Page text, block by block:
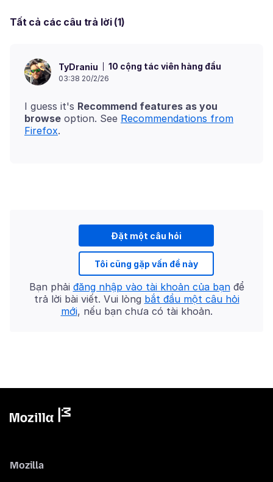
Tất cả các câu trả lời (1)
TyDraniu 10 cộng tác viên hàng đầu
03:38 20/2/26
I guess it's Recommend features as you
browse option. See Recommendations from
Firefox
Đặt một câu hỏi
Tôi cũng gặp vấn đề này
Bạn phải đăng nhập vào tài khoản của bạnđể
trả lời bài viết. Vui lòng bắt đầu một câu hỏi
mới, nếu bạn chưa có tài khoản.
Mozilla